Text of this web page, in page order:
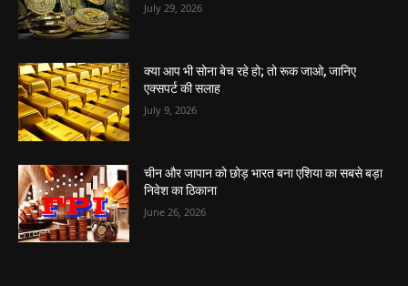
July 29, 2026
क्या आप भी सोना बेच रहे हो; तो रूक जाओ, जानिए
एक्सपर्ट की सलाह
July 9, 2026
चीन और जापान को छोड़ भारत बना एशिया का सबसे बड़ा
निवेश का ठिकाना
June 26, 2026